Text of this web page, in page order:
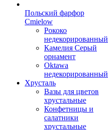
Польский фарфор
Сmielow
Рококо
недекорированный
Камелия Серый
орнамент
Oktawa
недекорированный
Хрусталь
Вазы для цветов
хрустальные
Конфетницы и
салатники
хрустальные